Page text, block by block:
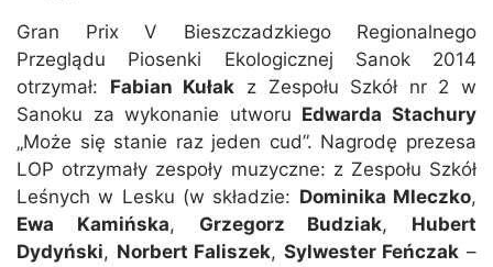
Gran Prix V Bieszczadzkiego Regionalnego
Przeglądu Piosenki Ekologicznej Sanok 2014
otrzymał: Fabian Kułak z Zespołu Szkół nr 2 w
Sanoku za wykonanie utworu Edwarda Stachury
„Może się stanie raz jeden cud”. Nagrodę prezesa
LOP otrzymały zespoły muzyczne: z Zespołu Szkół
Leśnych w Lesku (w składzie: Dominika Mleczko,
Ewa Kamińska, Grzegorz Budziak, Hubert
Dydyński, Norbert Faliszek, Sylwester Feńczak –